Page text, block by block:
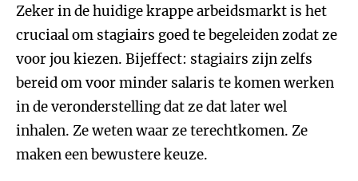
Zeker in de huidige krappe arbeidsmarkt is het
cruciaal om stagiairs goed te begeleiden zodat ze
voor jou kiezen. Bijeffect: stagiairs zijn zelfs
bereid om voor minder salaris te komen werken
in de veronderstelling dat ze dat later wel
inhalen. Ze weten waar ze terechtkomen. Ze
maken een bewustere keuze.